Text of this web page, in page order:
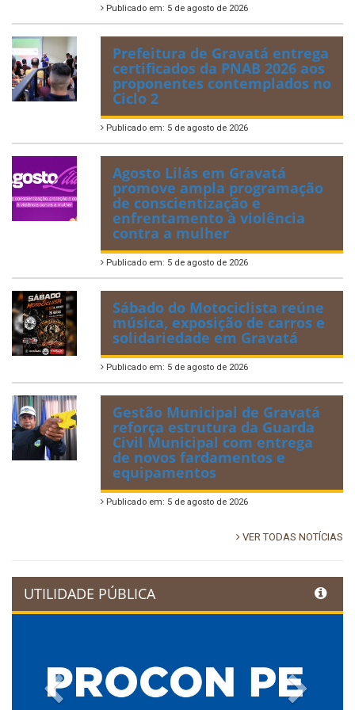
Publicado em: 5 de agosto de 2026
Prefeitura de Gravatá entrega
certificados da PNAB 2026 aos
proponentes contemplados no
Ciclo 2
Publicado em: 5 de agosto de 2026
Agosto Lilás em Gravatá
promove ampla programação
de conscientização e
enfrentamento à violência
contra a mulher
Publicado em: 5 de agosto de 2026
Sábado do Motociclista reúne
música, exposição de carros e
solidariedade em Gravatá
Publicado em: 5 de agosto de 2026
Gestão Municipal de Gravatá
reforça estrutura da Guarda
Civil Municipal com entrega
de novos fardamentos e
equipamentos
Publicado em: 5 de agosto de 2026
VER TODAS NOTÍCIAS
UTILIDADE PÚBLICA
Previous